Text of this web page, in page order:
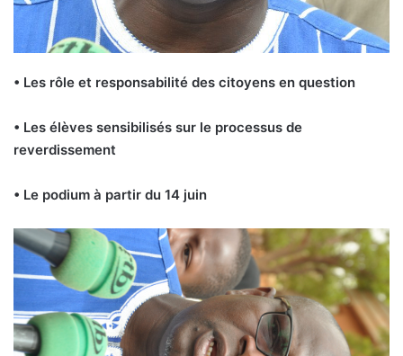
• Les rôle et responsabilité des citoyens en question
• Les élèves sensibilisés sur le processus de
reverdissement
• Le podium à partir du 14 juin